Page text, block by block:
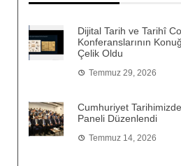
Dijital Tarih ve Tarihî
Konferanslarının
Çelik Oldu
Temmuz 29, 2026
Cumhuriyet
Paneli Düzenlendi
Temmuz 14, 2026